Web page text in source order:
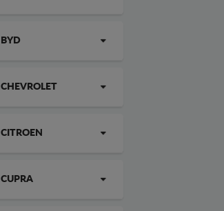
BYD
CHEVROLET
CITROEN
CUPRA